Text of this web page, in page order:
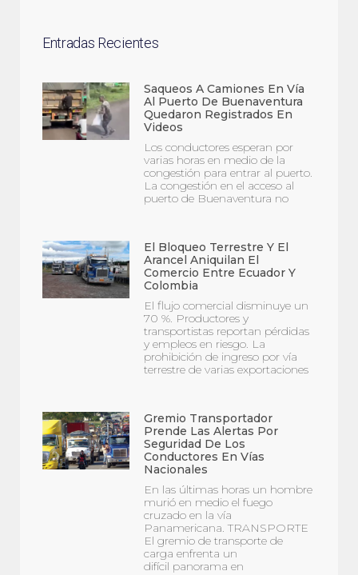
Entradas Recientes
Saqueos A Camiones En Vía
Al Puerto De Buenaventura
Quedaron Registrados En
Videos
Los conductores esperan por
varias horas en medio de la
congestión para entrar al puerto.
La congestión en el acceso al
puerto de Buenaventura no
El Bloqueo Terrestre Y El
Arancel Aniquilan El
Comercio Entre Ecuador Y
Colombia
El flujo comercial disminuye un
70 %. Productores y
transportistas reportan pérdidas
y empleos en riesgo. La
prohibición de ingreso por vía
terrestre de varias exportaciones
Gremio Transportador
Prende Las Alertas Por
Seguridad De Los
Conductores En Vías
Nacionales
En las últimas horas un hombre
murió en medio el fuego
cruzado en la vía
Panamericana. TRANSPORTE
El gremio de transporte de
carga enfrenta un
difícil panorama en